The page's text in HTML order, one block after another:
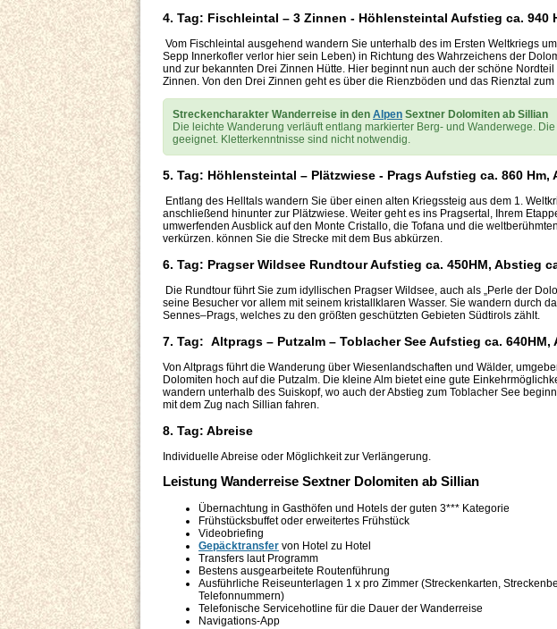
4. Tag: Fischleintal – 3 Zinnen - Höhlensteintal Aufstieg ca. 940
Vom Fischleintal ausgehend wandern Sie unterhalb des im Ersten Weltkriegs
Sepp Innerkofler verlor hier sein Leben) in Richtung des Wahrzeichens der
und zur bekannten Drei Zinnen Hütte. Hier beginnt nun auch der schöne
Zinnen. Von den Drei Zinnen geht es über die Rienzböden und das Rienztal
Streckencharakter Wanderreise in den Alpen Sextner Dolomiten ab Sillian
Die leichte Wanderung verläuft entlang markierter Berg- und Wanderwege.
geeignet. Kletterkenntnisse sind nicht notwendig.
5. Tag: Höhlensteintal – Plätzwiese - Prags Aufstieg ca. 860 Hm,
Entlang des Helltals wandern Sie über einen alten Kriegssteig aus dem 1.
anschließend hinunter zur Plätzwiese. Weiter geht es ins Pragsertal, Ihrem
umwerfenden Ausblick auf den Monte Cristallo, die Tofana und die
verkürzen. können Sie die Strecke mit dem Bus abkürzen.
6. Tag: Pragser Wildsee Rundtour Aufstieg ca. 450HM, Abstieg
Die Rundtour führt Sie zum idyllischen Pragser Wildsee, auch als „Perle der
seine Besucher vor allem mit seinem kristallklaren Wasser. Sie wandern durch
Sennes–Prags, welches zu den größten geschützten Gebieten Südtirols zählt.
7. Tag: Altprags – Putzalm – Toblacher See Aufstieg ca. 640HM,
Von Altprags führt die Wanderung über Wiesenlandschaften und Wälder,
Dolomiten hoch auf die Putzalm. Die kleine Alm bietet eine gute
wandern unterhalb des Suiskopf, wo auch der Abstieg zum Toblacher See
mit dem Zug nach Sillian fahren.
8. Tag: Abreise
Individuelle Abreise oder Möglichkeit zur Verlängerung.
Leistung Wanderreise Sextner Dolomiten ab Sillian
Übernachtung in Gasthöfen und Hotels der guten 3*** Kategorie
Frühstücksbuffet oder erweitertes Frühstück
Videobriefing
Gepäcktransfer von Hotel zu Hotel
Transfers laut Programm
Bestens ausgearbeitete Routenführung
Ausführliche Reiseunterlagen 1 x pro Zimmer (Streckenkarten,
Telefonnummern)
Telefonische Servicehotline für die Dauer der Wanderreise
Navigations-App